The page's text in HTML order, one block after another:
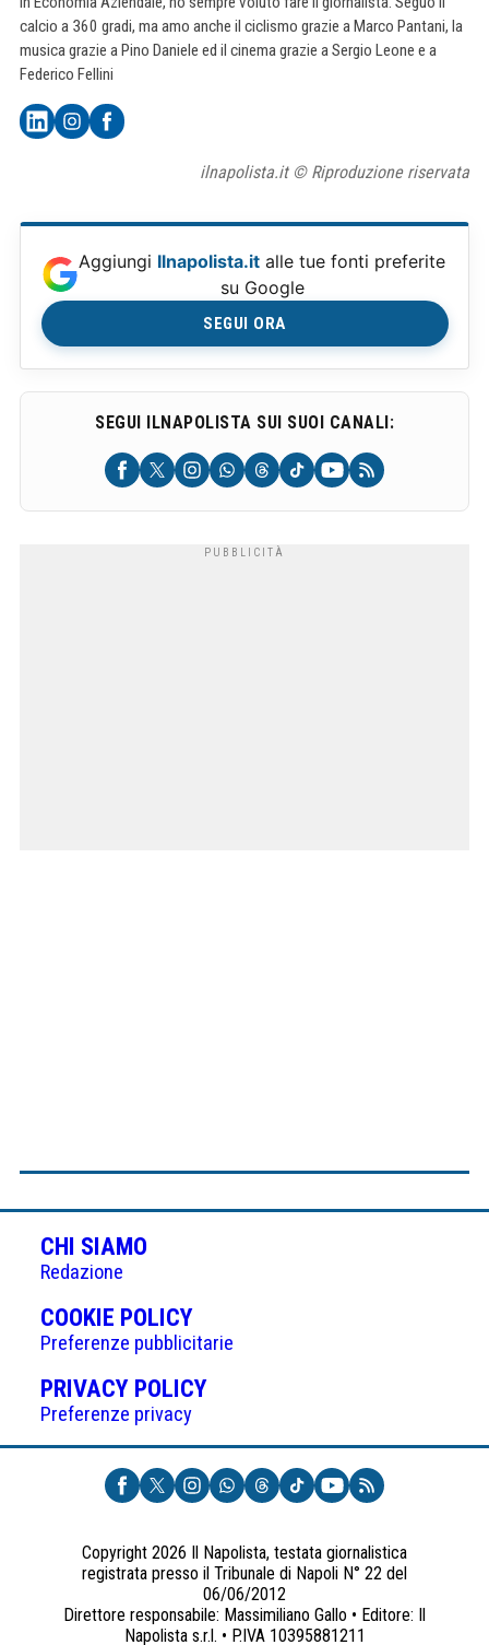
calcio a 360 gradi, ma amo anche il ciclismo grazie a Marco Pantani, la
musica grazie a Pino Daniele ed il cinema grazie a Sergio Leone e a
Federico Fellini
ilnapolista.it © Riproduzione riservata
Aggiungi Ilnapolista.it alle tue fonti preferite
su Google
SEGUI ORA
SEGUI ILNAPOLISTA SUI SUOI CANALI:
CHI SIAMO
Redazione
COOKIE POLICY(APRE
IN
UNA
NUOVA
Preferenze pubblicitarie
PRIVACY POLICY(APRE
UNA
NUOVA
SCHEDA)
Preferenze privacy
Copyright 2026 Il Napolista, testata giornalistica
registrata presso il Tribunale di Napoli N° 22 del
06/06/2012
Direttore responsabile: Massimiliano Gallo • Editore: Il
Napolista s.r.l. • P.IVA 10395881211